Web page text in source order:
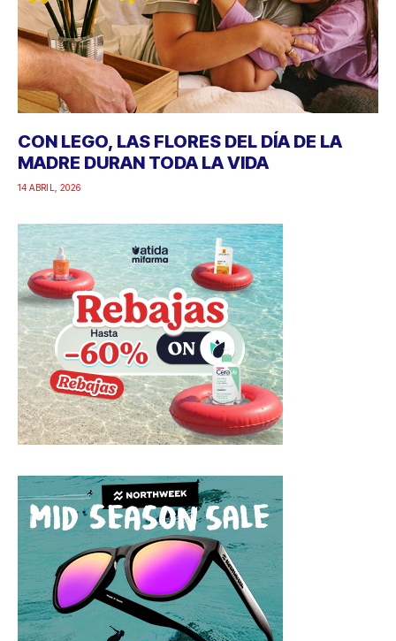
CON LEGO, LAS FLORES DEL DÍA DE LA
MADRE DURAN TODA LA VIDA
14 ABRIL, 2026